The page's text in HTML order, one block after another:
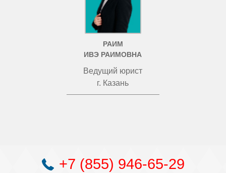
РАИМ
ИВЭ РАИМОВНА
Ведущий юрист
г. Казань
+7 (855) 946-65-29